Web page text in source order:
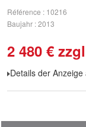
Référence
10216
Baujahr 2013
2 480 €
Details der Anzeige